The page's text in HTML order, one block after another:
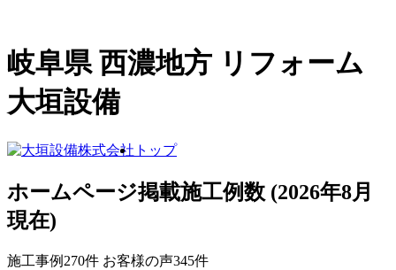
岐阜県 西濃地方 リフォーム
大垣設備
ホームページ掲載施工例数 (2026年8月
現在)
施工事例 270件 お客様の声345件
トップ